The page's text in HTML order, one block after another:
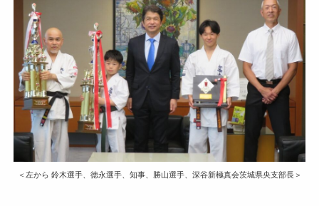
＜左から 鈴木選手、徳永選手、知事、勝山選手、深谷新極真会茨城県央支部長＞